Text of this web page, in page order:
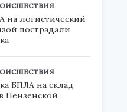
на логистический
пострадали
БПЛА на склад
Пензенской